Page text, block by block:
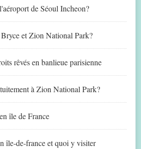
de Séoul Incheon?
et Zion National Park?
rêvés en banlieue parisienne
à Zion National Park?
île de France
île-de-france et quoi y visiter